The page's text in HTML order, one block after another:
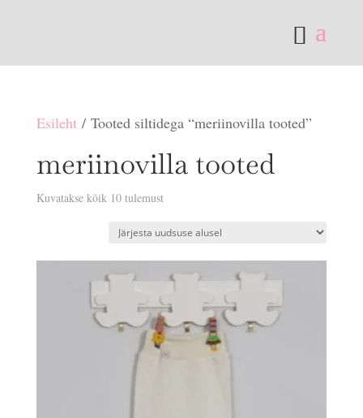
Esileht/ Tooted siltidega “meriinovilla tooted”
meriinovilla tooted
Kuvatakse kõik 10 tulemustSorditud